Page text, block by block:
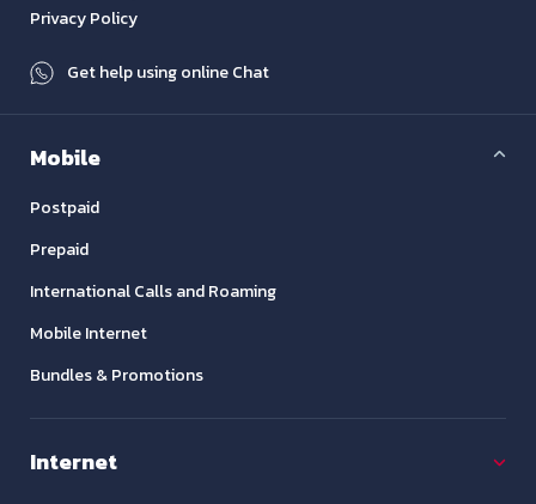
Privacy Policy
Get help using online Chat
Mobile
Postpaid
Prepaid
International Calls and Roaming
Mobile Internet
Bundles & Promotions
Internet